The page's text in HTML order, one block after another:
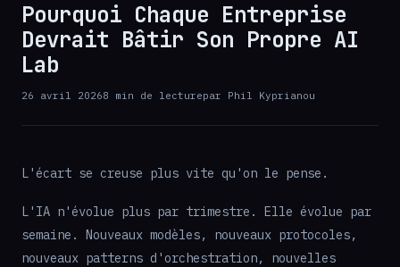
Pourquoi Chaque Entreprise
Devrait Bâtir Son Propre AI
Lab
26 avril 20268 min de lecturepar Phil Kyprianou
L'écart se creuse plus vite qu'on le pense.
L'IA n'évolue plus par trimestre. Elle évolue par
semaine. Nouveaux modèles, nouveaux protocoles,
nouveaux patterns d'orchestration, nouvelles